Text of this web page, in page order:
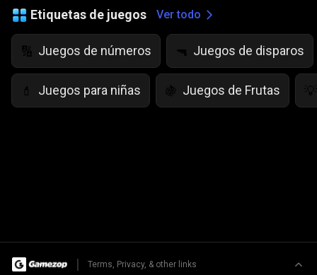
Etiquetas de juegos Ver todo
🔢 Juegos de números 🔫 Juegos de disparos
💄 Juegos para niñas 🍇 Juegos de Frutas 💡
| Terms, Privacy, & other links